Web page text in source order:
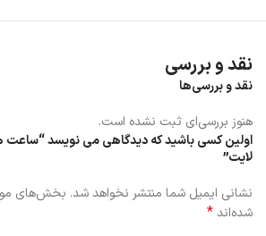
نقد و بررسی
نقد و بررسی‌ها
هنوز بررسی‌ای ثبت نشده است.
لایت”
نشانی ایمیل شما منتشر نخواهد شد. بخش‌های
شده‌اند*